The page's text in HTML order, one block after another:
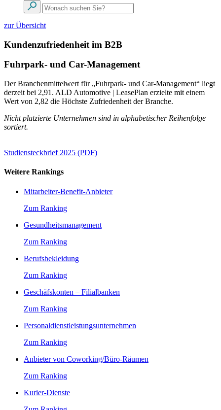
zur Übersicht
Kundenzufriedenheit im B2B
Fuhrpark- und Car-Management
Der Branchenmittelwert für „Fuhrpark- und Car-Management“ liegt
derzeit bei 2,91. ALD Automotive | LeasePlan erzielte mit einem
Wert von 2,82 die Höchste Zufriedenheit der Branche.
Nicht platzierte Unternehmen sind in alphabetischer Reihenfolge
sortiert.
Studiensteckbrief 2025 (PDF)
Weitere Rankings
Mitarbeiter-Benefit-Anbieter
Zum Ranking
Gesundheitsmanagement
Zum Ranking
Berufsbekleidung
Zum Ranking
Geschäfskonten – Filialbanken
Zum Ranking
Personaldienstleistungsunternehmen
Zum Ranking
Anbieter von Coworking/Büro-Räumen
Zum Ranking
Kurier-Dienste